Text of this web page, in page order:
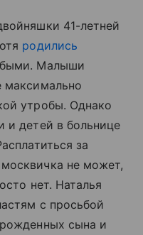
41-летней
родились
Малыши
максимально
утробы. Однако
и детей в больнице
за
не может,
нет. Наталья
с просьбой
сына и